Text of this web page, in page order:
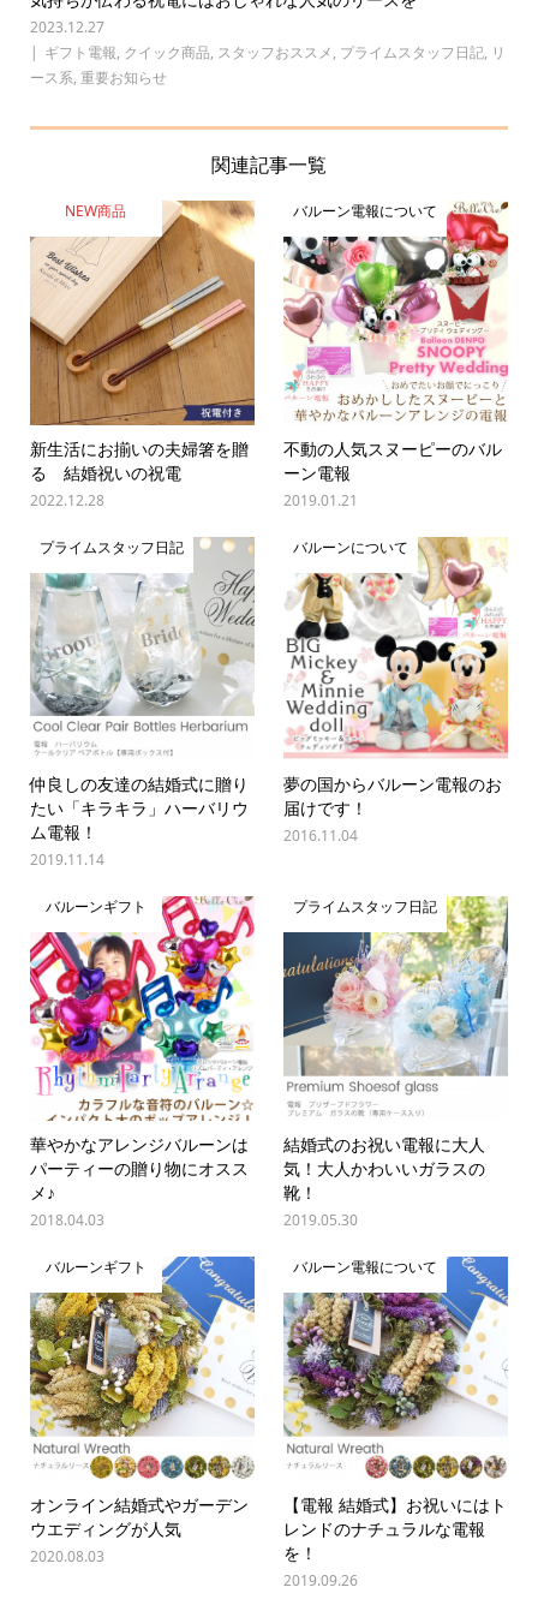
2023.12.27
ギフト電報, クイック商品, スタッフおススメ, プライムスタッフ日記, リ
ース系, 重要お知らせ
関連記事一覧
NEW商品
新生活にお揃いの夫婦箸を贈
る 結婚祝いの祝電
2022.12.28
バルーン電報について
不動の人気スヌーピーのバル
ーン電報
2019.01.21
プライムスタッフ日記
仲良しの友達の結婚式に贈り
たい「キラキラ」ハーバリウ
ム電報！
2019.11.14
バルーンについて
夢の国からバルーン電報のお
届けです！
2016.11.04
バルーンギフト
華やかなアレンジバルーンは
パーティーの贈り物にオスス
メ♪
2018.04.03
プライムスタッフ日記
結婚式のお祝い電報に大人
気！大人かわいいガラスの
靴！
2019.05.30
バルーンギフト
オンライン結婚式やガーデン
ウエディングが人気
2020.08.03
バルーン電報について
【電報 結婚式】お祝いにはト
レンドのナチュラルな電報
を！
2019.09.26